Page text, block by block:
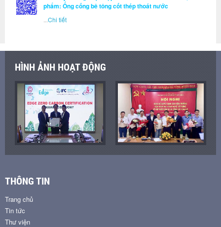
phẩm: Ống cống bê tông cốt thép thoát nước
Chi tiết
HÌNH ẢNH HOẠT ĐỘNG
THÔNG TIN
Trang chủ
Tin tức
Thư viện